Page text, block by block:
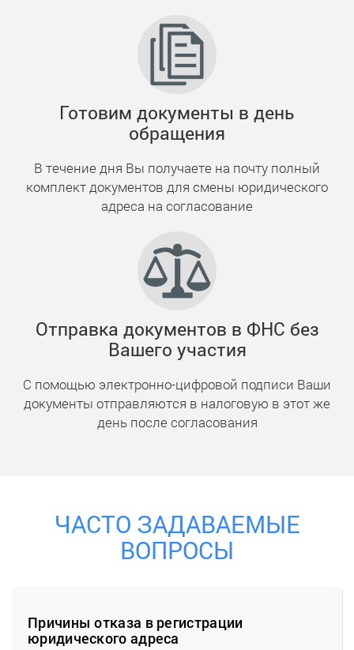
Готовим документы в день
обращения
В течение дня Вы получаете на почту полный
комплект документов для смены юридического
адреса на согласование
Отправка документов в ФНС без
Вашего участия
С помощью электронно-цифровой подписи Ваши
документы отправляются в налоговую в этот же
день после согласования
ЧАСТО ЗАДАВАЕМЫЕ
ВОПРОСЫ
Причины отказа в регистрации
юридического адреса